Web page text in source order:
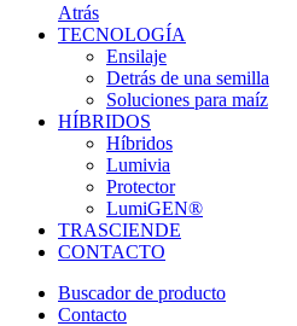
Atrás
TECNOLOGÍA
Ensilaje
Detrás de una semilla
Soluciones para maíz
HÍBRIDOS
Híbridos
Lumivia
Protector
LumiGEN®
TRASCIENDE
CONTACTO
Buscador de producto
Contacto